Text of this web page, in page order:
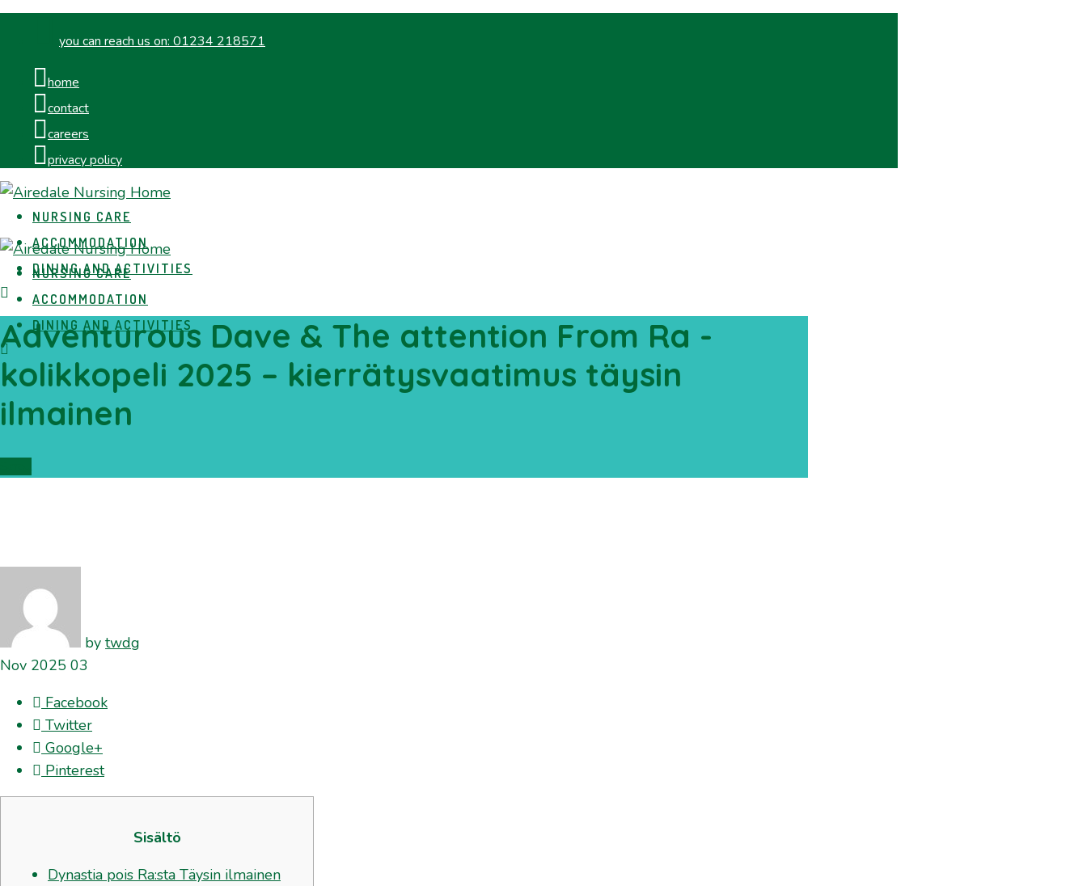
you can reach us on: 01234 218571
home
contact
careers
privacy policy
NURSING CARE
ACCOMMODATION
DINING AND ACTIVITIES
NURSING CARE
ACCOMMODATION
DINING AND ACTIVITIES
Adventurous Dave & The attention From Ra -
kolikkopeli 2025 – kierrätysvaatimus täysin
ilmainen
by twdg
Nov 2025 03
Facebook
Twitter
Google+
Pinterest
Sisältö
Dynastia pois Ra:sta Täysin ilmainen